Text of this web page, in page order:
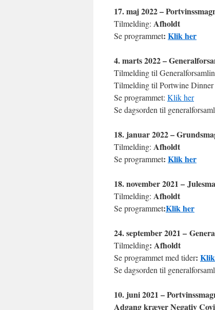
17. maj 2022 –
Tilmelding: Afholdt
Se programmet: Klik her
4. marts 2022 –
Tilmelding til
Tilmelding til Portwine Dinner
Se programmet: Klik her
Se dagsorden til
18. januar 2022 –
Tilmelding: Afholdt
Se programmet: Klik her
18. november 2021 –
Tilmelding: Afholdt
Se programmet:Klik her
24. september 2021 –
Tilmelding: Afholdt
Se programmet med tider:
Se dagsorden til
10. juni 2021 –
Adgang kræver Negativ